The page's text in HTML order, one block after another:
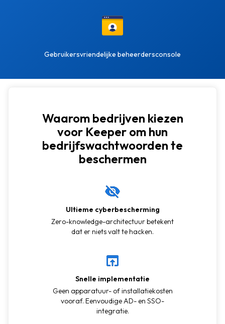
Gebruikersvriendelijke beheerdersconsole
Waarom bedrijven kiezen
voor Keeper om hun
bedrijfswachtwoorden te
beschermen
Ultieme cyberbescherming
Zero-knowledge-architectuur betekent
dat er niets valt te hacken.
Snelle implementatie
Geen apparatuur- of installatiekosten
vooraf. Eenvoudige AD- en SSO-
integratie.